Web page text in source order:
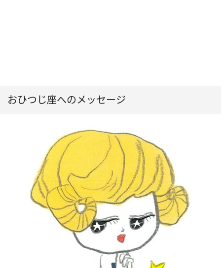
おひつじ座へのメッセージ